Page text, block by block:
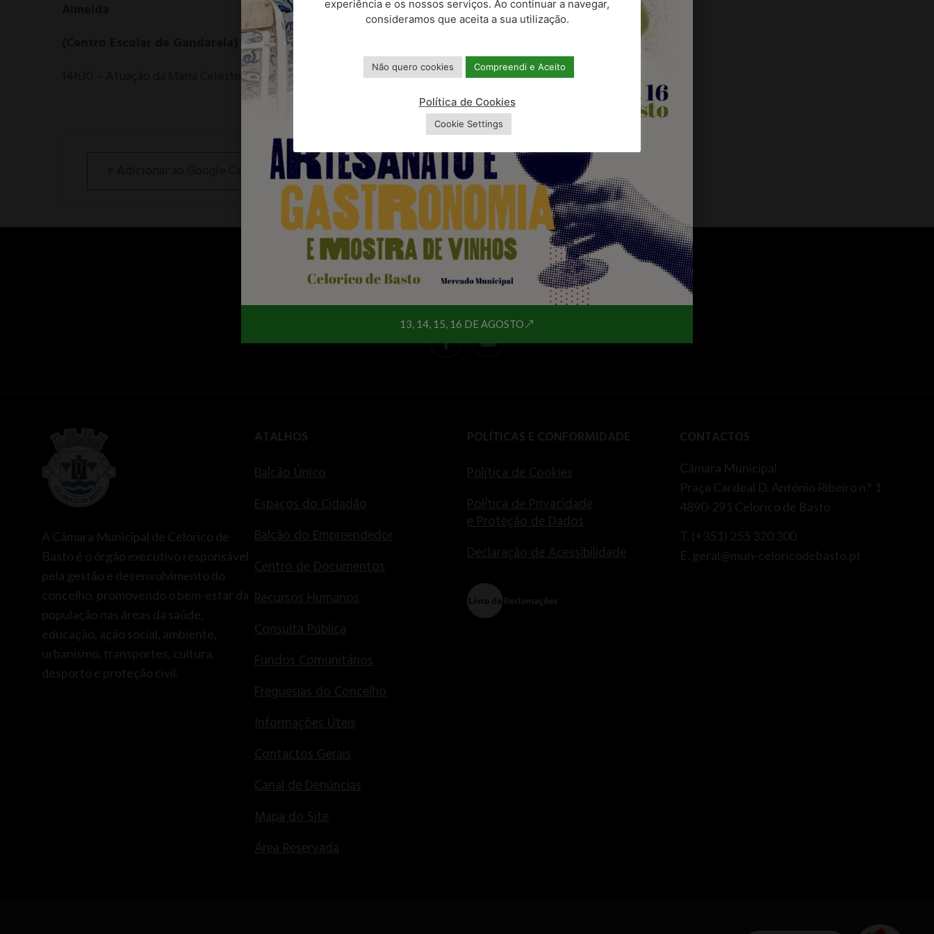
+ Adicionar ao Google Calendar Exportar para + iCal / Outlook
A Câmara Municipal de Celorico de
Basto é o órgão executivo responsável
pela gestão e desenvolvimento do
concelho, promovendo o bem-estar da
população nas áreas da saúde,
educação, ação social, ambiente,
urbanismo, transportes, cultura,
desporto e proteção civil.
ATALHOS
Balcão Único
Espaços do Cidadão
Balcão do Empreendedor
Centro de Documentos
Recursos Humanos
Consulta Pública
Fundos Comunitários
Freguesias do Concelho
Informações Úteis
Contactos Gerais
Canal de Denúncias
Mapa do Site
Área Reservada
POLÍTICAS E CONFORMIDADE
Política de Cookies
Política de Privacidade
e Proteção de Dados
Declaração de Acessibilidade
CONTACTOS
Câmara Municipal
Praça Cardeal D. António Ribeiro n.º 1
4890-291 Celorico de Basto
T. (+351) 255 320 300
E. geral@mun-celoricodebasto.pt
experiência e os nossos serviços. Ao continuar a navegar,
consideramos que aceita a sua utilização.
Não quero cookies Compreendi e Aceito
Política de Cookies
Cookie Settings
13, 14, 15, 16 DE AGOSTO